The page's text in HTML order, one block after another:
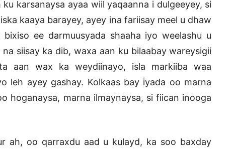
karsanaysa ayaa wiil yaqaanna i dulgeeyey, si
kaaya barayey, ayey ina fariisay meel u dhaw
ee darmuusyada shaaha iyo weelashu u
siisay ka dib, waxa aan ku bilaabay wareysigii
aan wax ka weydiinayo, isla markiiba waa
leh ayey gashay. Kolkaas bay iyada oo marna
hoganaysa, marna ilmaynaysa, si fiican inooga
oo qarraxdu aad u kulayd, ka soo baxday